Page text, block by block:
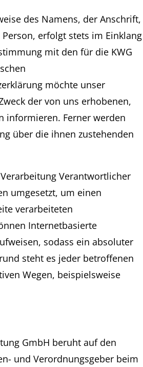
des Namens, der Anschrift,
erfolgt stets im Einklang
mit den für die KWG
möchte unser
der von uns erhobenen,
informieren. Ferner werden
über die ihnen zustehenden
Verantwortlicher
umgesetzt, um einen
verarbeiteten
Internetbasierte
sodass ein absoluter
steht es jeder betroffenen
Wegen, beispielsweise
GmbH beruht auf den
und Verordnungsgeber beim